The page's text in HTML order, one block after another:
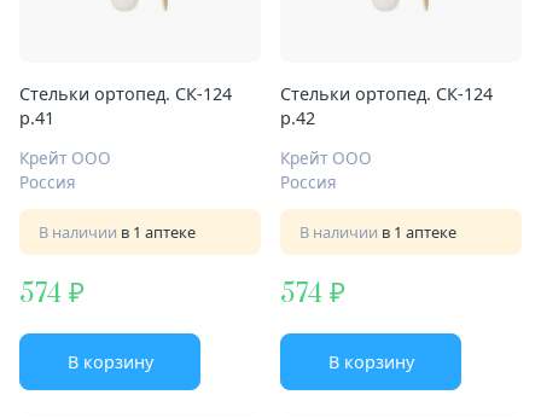
Стельки ортопед. СК-124
р.41
Крейт ООО
Россия
В наличии в 1 аптеке
574
В корзину
Стельки ортопед. СК-124
р.42
Крейт ООО
Россия
В наличии в 1 аптеке
574
В корзину